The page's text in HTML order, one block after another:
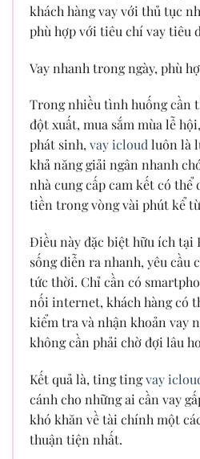
khách hàng vay với thủ tục
phù hợp với tiêu chí vay tiêu
Vay nhanh trong ngày, phù
Trong nhiều tình huống cần
đột xuất, mua sắm mùa lễ
phát sinh,vay icloudluôn là
khả năng giải ngân nhanh
nhà cung cấp cam kết có thể
tiền trong vòng vài phút kể
Điều này đặc biệt hữu ích tại
sống diễn ra nhanh, yêu cầu
tức thời. Chỉ cần có
nối internet, khách hàng có
kiểm tra và nhận khoản vay
không cần phải chờ đợi lâu
Kết quả là, ting tingvay
cánh cho những ai cần vay
khó khăn về tài chính một
thuận tiện nhất.